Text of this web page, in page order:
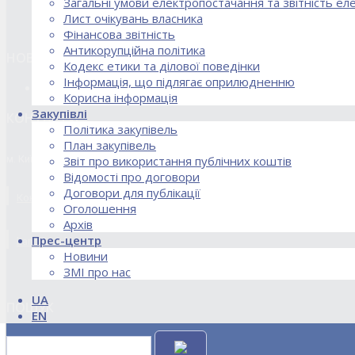
Лист очікувань власника
Фінансова звітність
Антикорупційна політика
Кодекс етики та ділової поведінки
Інформація, що підлягає оприлюдненню
Корисна інформація
Закупівлі
Політика закупівель
План закупівель
Звіт про використання публічних коштів
Відомості про договори
Договори для публікації
Оголошення
Архів
Прес-центр
Новини
ЗМІ про нас
UA
EN
НОВИНИ
18.02.2026 Стартував процес реорганізації ДПЗД
КОНТАКТИ
м. Київ, вул. Кирилівська, 85
Контакти договірного відділу, розрахункового відділу та відділу
kanc@uie.kiev.ua
ПОШУК